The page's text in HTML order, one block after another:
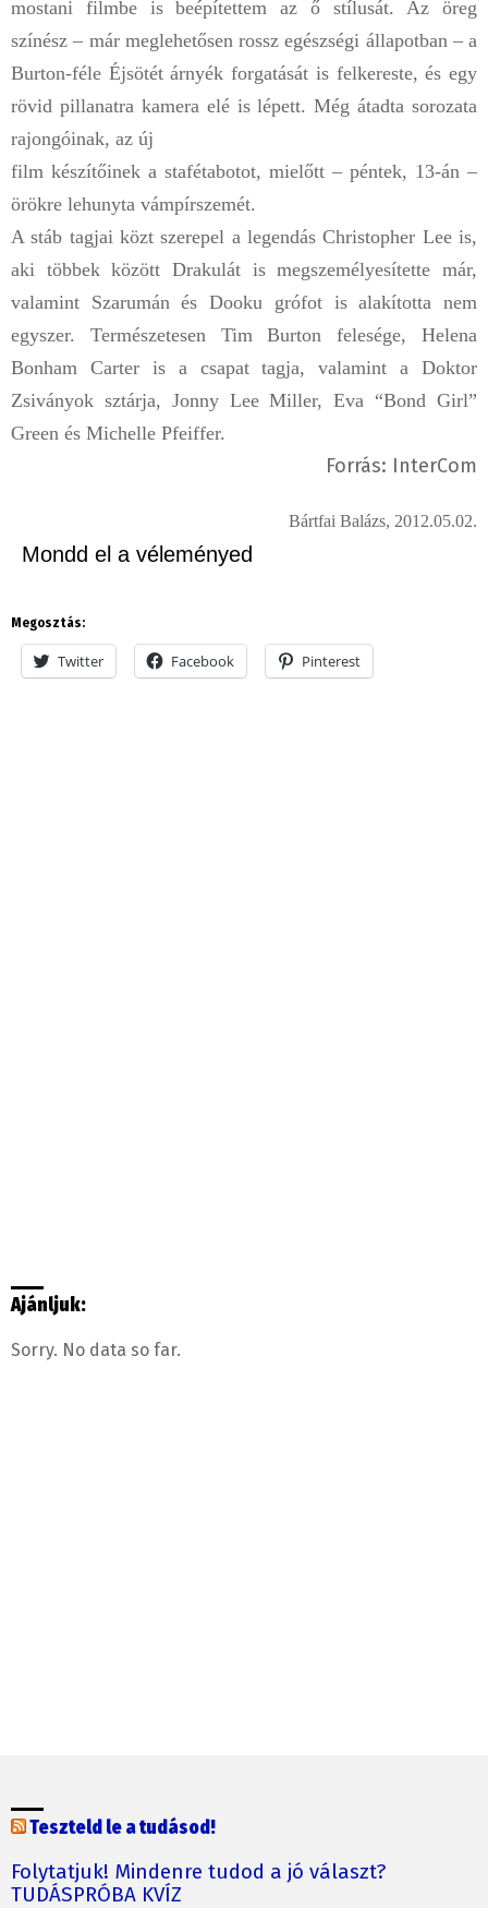
mostani filmbe is beépítettem az ő stílusát. Az öreg
színész – már meglehetősen rossz egészségi állapotban – a
Burton-féle Éjsötét árnyék forgatását is felkereste, és egy
rövid pillanatra kamera elé is lépett. Még átadta sorozata
rajongóinak, az új
film készítőinek a stafétabotot, mielőtt – péntek, 13-án –
örökre lehunyta vámpírszemét.
A stáb tagjai közt szerepel a legendás Christopher Lee is,
aki többek között Drakulát is megszemélyesítette már,
valamint Szarumán és Dooku grófot is alakította nem
egyszer. Természetesen Tim Burton felesége, Helena
Bonham Carter is a csapat tagja, valamint a Doktor
Zsiványok sztárja, Jonny Lee Miller, Eva “Bond Girl”
Green és Michelle Pfeiffer.
Forrás: InterCom
Bártfai Balázs, 2012.05.02.
Mondd el a véleményed
Megosztás:
Twitter Facebook Pinterest
Ajánljuk:
Sorry. No data so far.
Teszteld le a tudásod!
Folytatjuk! Mindenre tudod a jó választ?
TUDÁSPRÓBA KVÍZ